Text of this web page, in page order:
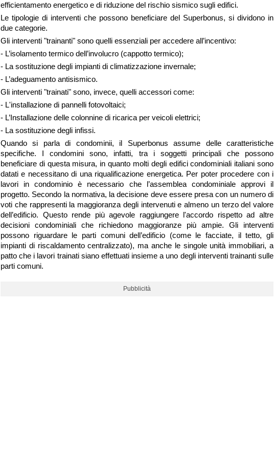
efficientamento energetico e di riduzione del rischio sismico sugli edifici.
Le tipologie di interventi che possono beneficiare del Superbonus, si dividono in
due categorie.
Gli interventi "trainanti" sono quelli essenziali per accedere all’incentivo:
- L’isolamento termico dell’involucro (cappotto termico);
- La sostituzione degli impianti di climatizzazione invernale;
- L’adeguamento antisismico.
Gli interventi "trainati" sono, invece, quelli accessori come:
- L'installazione di pannelli fotovoltaici;
- L’Installazione delle colonnine di ricarica per veicoli elettrici;
- La sostituzione degli infissi.
Quando si parla di condominii, il Superbonus assume delle caratteristiche
specifiche. I condomini sono, infatti, tra i soggetti principali che possono
beneficiare di questa misura, in quanto molti degli edifici condominiali italiani sono
datati e necessitano di una riqualificazione energetica. Per poter procedere con i
lavori in condominio è necessario che l’assemblea condominiale approvi il
progetto. Secondo la normativa, la decisione deve essere presa con un numero di
voti che rappresenti la maggioranza degli intervenuti e almeno un terzo del valore
dell’edificio. Questo rende più agevole raggiungere l'accordo rispetto ad altre
decisioni condominiali che richiedono maggioranze più ampie. Gli interventi
possono riguardare le parti comuni dell’edificio (come le facciate, il tetto, gli
impianti di riscaldamento centralizzato), ma anche le singole unità immobiliari, a
patto che i lavori trainati siano effettuati insieme a uno degli interventi trainanti sulle
parti comuni.
Pubblicità